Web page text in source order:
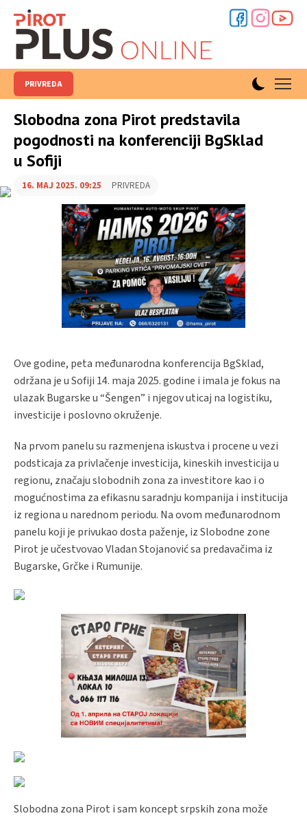
PRIVREDA
Slobodna zona Pirot predstavila
pogodnosti na konferenciji BgSklad
u Sofiji
16. MAJ 2025. 09:25 PRIVREDA
Ove godine, peta međunarodna konferencija BgSklad,
održana je u Sofiji 14. maja 2025. godine i imala je fokus na
ulazak Bugarske u “Šengen” i njegov uticaj na logistiku,
investicije i poslovno okruženje.
Na prvom panelu su razmenjena iskustva i procene u vezi
podsticaja za privlačenje investicija, kineskih investicija u
regionu, značaju slobodnih zona za investitore kao i o
mogućnostima za efikasnu saradnju kompanija i institucija
iz regiona u narednom periodu. Na ovom međunarodnom
panelu koji je privukao dosta paženje, iz Slobodne zone
Pirot je učestvovao Vladan Stojanović sa predavačima iz
Bugarske, Grčke i Rumunije.
Slobodna zona Pirot i sam koncept srpskih zona može